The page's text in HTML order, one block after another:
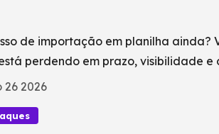
de importação em planilha ainda?
perdendo em prazo, visibilidade e
26 2026